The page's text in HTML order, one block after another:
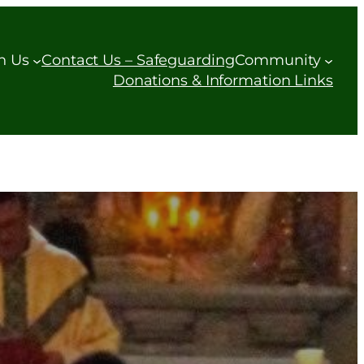
Us Contact Us – SafeguardingCommunity
Donations & Information Links